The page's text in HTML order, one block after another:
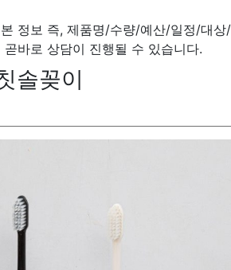
정보 즉, 제품명/수량/예산/일정/대상/
바로 상담이 진행될 수 있습니다.
솔꽂이